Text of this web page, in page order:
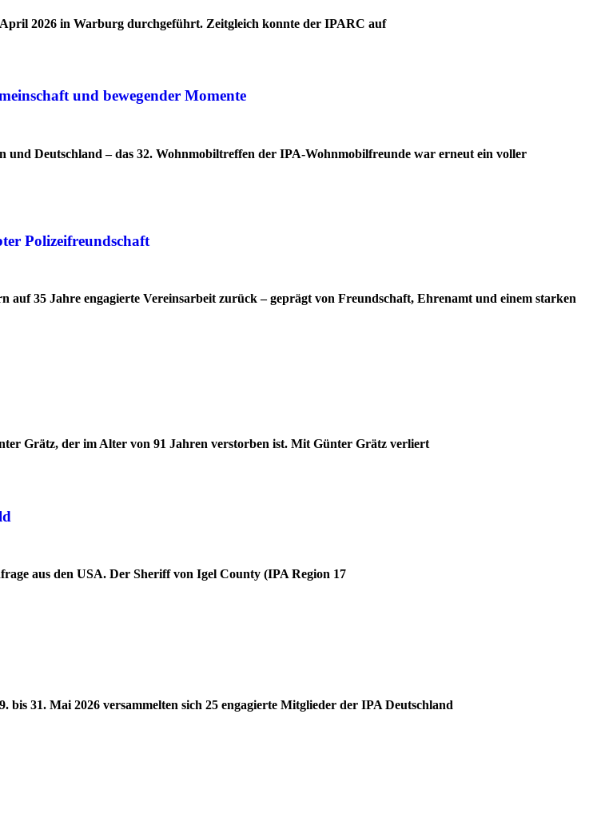
2026 in Warburg durchgeführt. Zeitgleich konnte der IPARC auf
und bewegender Momente
und Deutschland – das 32. Wohnmobiltreffen der IPA-Wohnmobilfreunde war erneut ein voller
Polizeifreundschaft
35 Jahre engagierte Vereinsarbeit zurück – geprägt von Freundschaft, Ehrenamt und einem starken
Grätz, der im Alter von 91 Jahren verstorben ist. Mit Günter Grätz verliert
aus den USA. Der Sheriff von Igel County (IPA Region 17
31. Mai 2026 versammelten sich 25 engagierte Mitglieder der IPA Deutschland